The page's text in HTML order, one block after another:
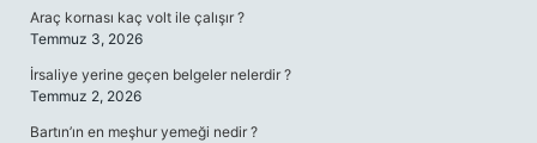
Araç kornası kaç volt ile çalışır ?
Temmuz 3, 2026
İrsaliye yerine geçen belgeler nelerdir ?
Temmuz 2, 2026
Bartın’ın en meşhur yemeği nedir ?